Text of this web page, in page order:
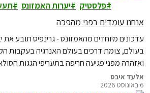
פלסטיק
יערות האמזונס
אנחנו עומדים בפני מהפכה
עדכונים מיוחדים מהאמזונס - גרינפיס תובע
בעולם, צומת דרכים בעולם האנרגיה בעקבות
ואזהרה מפני פגיעה חריפה בתעריפי הגגות
לכם מדריך קהילתי לצמצום צריכת הפלסטיק
באופן בלעדי.
אלעד איבס
6 באוגוסט 2026